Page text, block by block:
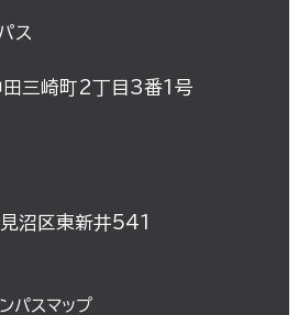
ス
田三崎町2丁目3番1号
沼区東新井541
パスマップ